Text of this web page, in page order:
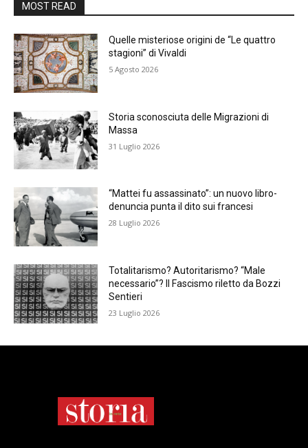
MOST READ
Quelle misteriose origini de “Le quattro
stagioni” di Vivaldi
5 Agosto 2026
Storia sconosciuta delle Migrazioni di
Massa
31 Luglio 2026
“Mattei fu assassinato”: un nuovo libro-
denuncia punta il dito sui francesi
28 Luglio 2026
Totalitarismo? Autoritarismo? “Male
necessario”? Il Fascismo riletto da Bozzi
Sentieri
23 Luglio 2026